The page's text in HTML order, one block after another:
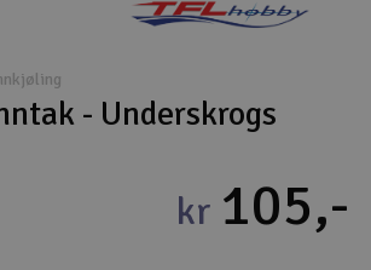
- Underskrogs
kr 105,-